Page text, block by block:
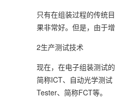
只有在组装过程的传统
果非常好。但是，由于
2生产测试技术
现在，在电子组装测试
简称ICT、自动光学测
Tester、简称FCT等。